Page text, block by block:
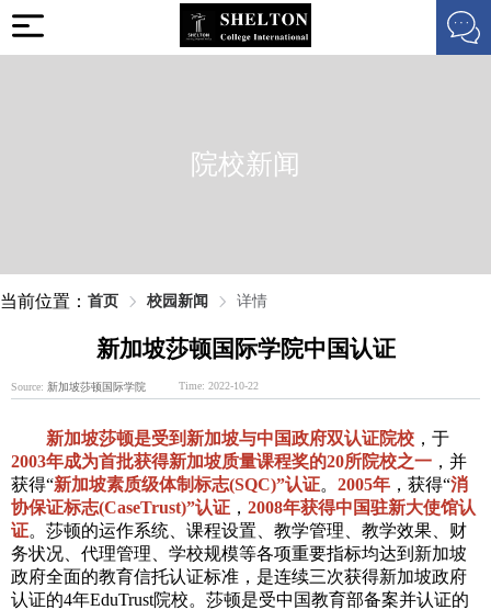
院校新闻
当前位置： 首页 校园新闻 详情
新加坡莎顿国际学院中国认证
Source: 新加坡莎顿国际学院 Time: 2022-10-22
新加坡莎顿是受到新加坡与中国政府双认证院校 ，于
2003年成为首批获得新加坡质量课程奖的20所院校之一 ，并
获得“新加坡素质级体制标志(SQC)”认证。 2005年 ，获得“消
协保证标志(CaseTrust)”认证 ， 2008年获得中国驻新大使馆认
证。莎顿的运作系统、课程设置、教学管理、教学效果、财
务状况、代理管理、学校规模等各项重要指标均达到新加坡
政府全面的教育信托认证标准，是连续三次获得新加坡政府
认证的4年EduTrust院校。莎顿是受中国教育部备案并认证的